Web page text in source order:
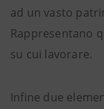
ad un vasto
Rappresentano
su cui lavorare.
Infine due